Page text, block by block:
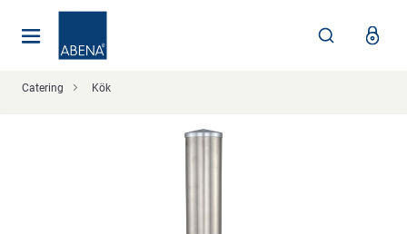
Catering Kök